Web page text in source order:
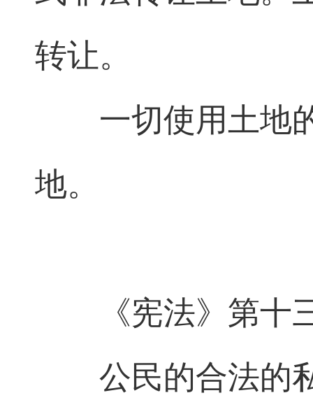
转让。
一切使用土地
地。
《宪法》第十
公民的合法的